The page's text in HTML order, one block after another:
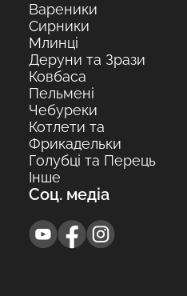
Вареники
Сирники
Млинці
Деруни та Зрази
Ковбаса
Пельмені
Чебуреки
Котлети та
Фрикадельки
Голубці та Перець
Інше
Соц. медіа